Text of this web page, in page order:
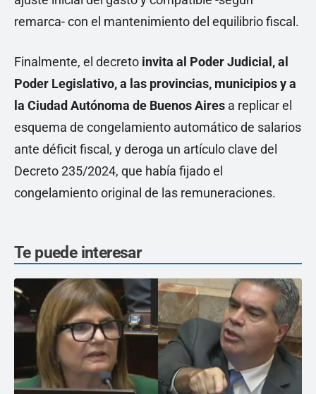
remarca- con el mantenimiento del equilibrio fiscal.
Finalmente, el decreto invita al Poder Judicial, al
Poder Legislativo, a las provincias, municipios y a
la Ciudad Autónoma de Buenos Aires a replicar el
esquema de congelamiento automático de salarios
ante déficit fiscal, y deroga un artículo clave del
Decreto 235/2024, que había fijado el
congelamiento original de las remuneraciones.
Te puede interesar